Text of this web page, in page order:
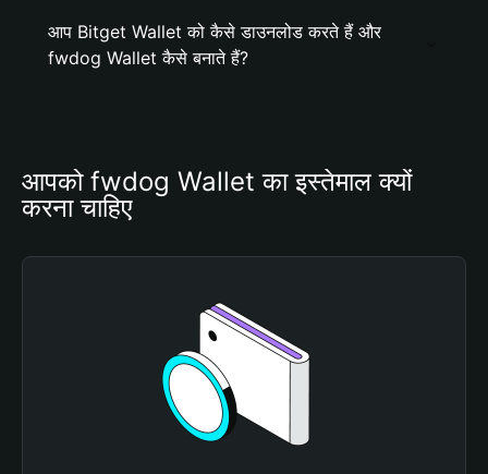
आप Bitget Wallet को कैसे डाउनलोड करते हैं और
fwdog Wallet कैसे बनाते हैं?
आपको fwdog Wallet का इस्तेमाल क्यों
करना चाहिए